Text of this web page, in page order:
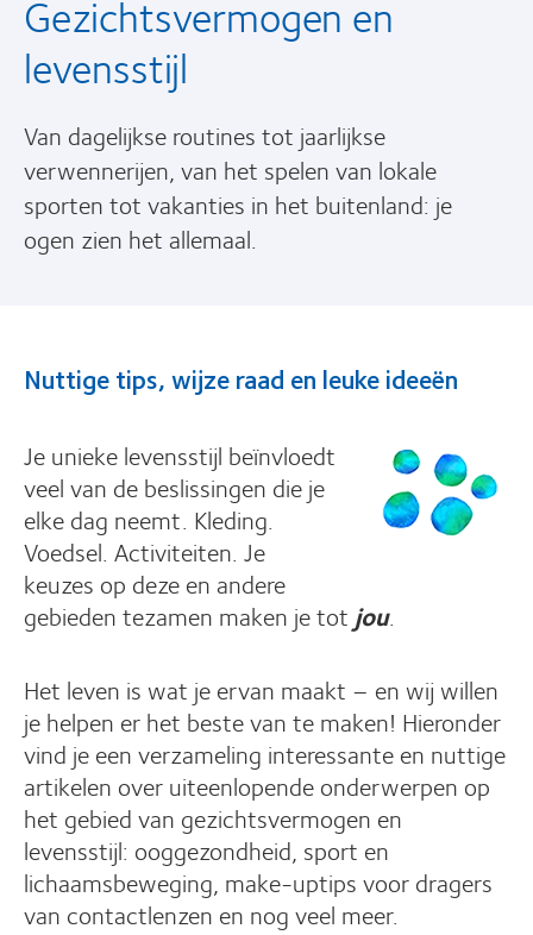
Gezichtsvermogen en
levensstijl
Van dagelijkse routines tot jaarlijkse
verwennerijen, van het spelen van lokale
sporten tot vakanties in het buitenland: je
ogen zien het allemaal.
Nuttige tips, wijze raad en leuke ideeën
Je unieke levensstijl beïnvloedt
veel van de beslissingen die je
elke dag neemt. Kleding.
Voedsel. Activiteiten. Je
keuzes op deze en andere
gebieden tezamen maken je tot jou.
Het leven is wat je ervan maakt – en wij willen
je helpen er het beste van te maken! Hieronder
vind je een verzameling interessante en nuttige
artikelen over uiteenlopende onderwerpen op
het gebied van gezichtsvermogen en
levensstijl: ooggezondheid, sport en
lichaamsbeweging, make-uptips voor dragers
van contactlenzen en nog veel meer.